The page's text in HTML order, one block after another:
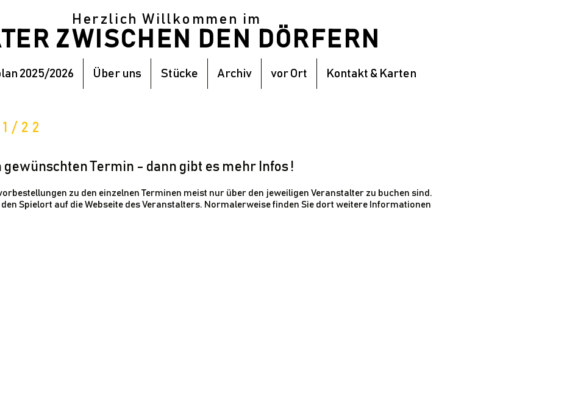
Herzlich Willkommen im
ZWISCHEN DEN DÖRFERN
2025/2026 Über uns Stücke Archiv vor Ort Kontakt & Karten
22
gewünschten Termin - dann gibt es mehr Infos !
zu den einzelnen Terminen meist nur über den jeweiligen Veranstalter zu buchen sind.
Spielort auf die Webseite des Veranstalters. Normalerweise finden Sie dort weitere Informationen